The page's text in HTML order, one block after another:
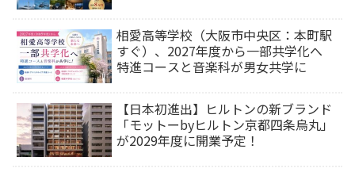
相愛高等学校（大阪市中央区：本町駅
すぐ）、2027年度から一部共学化へ
特進コースと音楽科が男女共学に
【日本初進出】ヒルトンの新ブランド
「モットーbyヒルトン京都四条烏丸」
が2029年度に開業予定！